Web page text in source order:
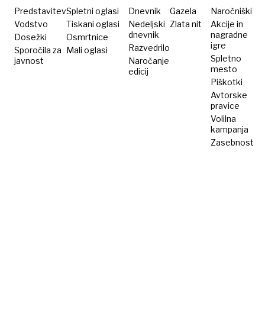
Predstavitev
Vodstvo
Dosežki
Sporočila za
javnost
Spletni oglasi
Tiskani oglasi
Osmrtnice
Mali oglasi
Dnevnik
Nedeljski
dnevnik
Razvedrilo
Naročanje
edicij
Gazela
Zlata nit
Naročniški
Akcije in
nagradne
igre
Spletno
mesto
Piškotki
Avtorske
pravice
Volilna
kampanja
Zasebnost